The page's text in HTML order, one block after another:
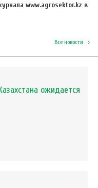
www.agrosektor.kz в
Все новости
ожидается